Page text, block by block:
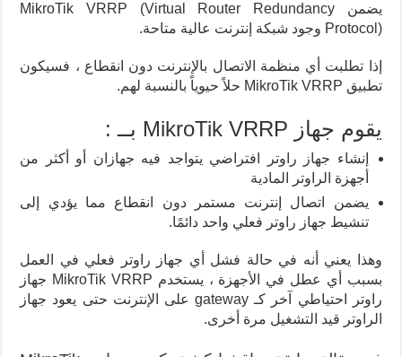
يضمن MikroTik VRRP (Virtual Router Redundancy
Protocol) وجود شبكة إنترنت عالية متاحة.
إذا تطلبت أي منظمة الاتصال بالإنترنت دون انقطاع ، فسيكون
تطبيق MikroTik VRRP حلاً حيوياً بالنسبة لهم.
يقوم جهاز MikroTik VRRP بــ :
إنشاء جهاز راوتر افتراضي يتواجد فيه جهازان أو أكثر من
أجهزة الراوتر المادية
يضمن اتصال إنترنت مستمر دون انقطاع مما يؤدي إلى
تنشيط جهاز راوتر فعلي واحد دائمًا.
وهذا يعني أنه في حالة فشل أي جهاز راوتر فعلي في العمل
بسبب أي عطل في الأجهزة ، يستخدم MikroTik VRRP جهاز
راوتر احتياطي آخر كـ gateway على الإنترنت حتى يعود جهاز
الراوتر قيد التشغيل مرة أخرى.